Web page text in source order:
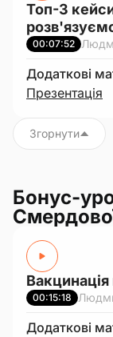
Топ-3
00:07:52
Додаткові
Презентація
Згорнути
Бонус-
Вакцинація
00:15:18
Додаткові